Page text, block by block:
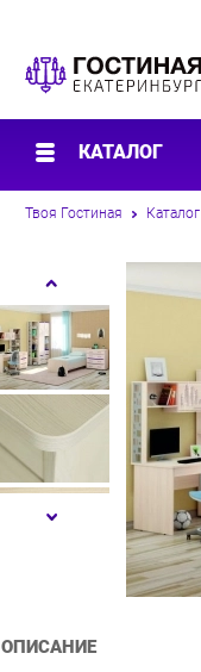
КАТАЛОГ
Твоя Гостиная Каталог
ОПИСАНИЕ